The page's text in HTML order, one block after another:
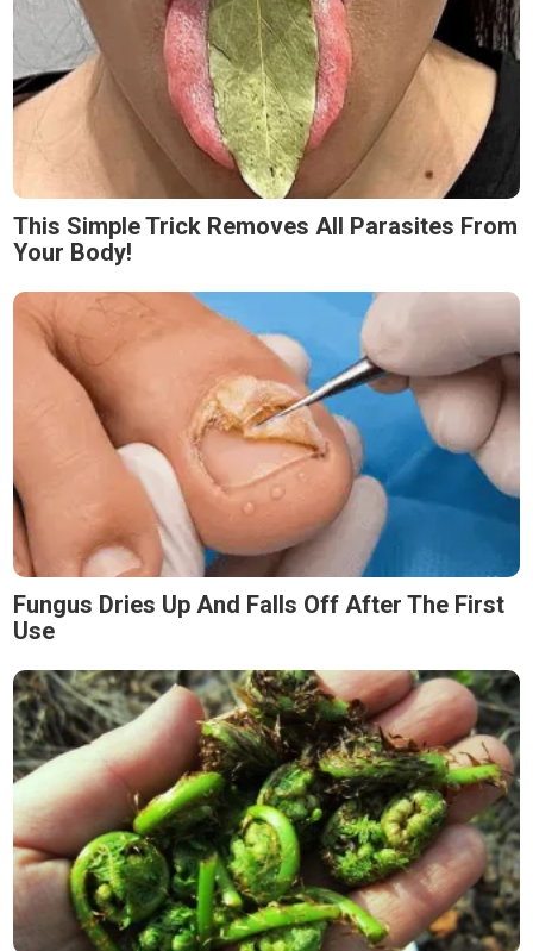
This Simple Trick Removes All Parasites From
Your Body!
Fungus Dries Up And Falls Off After The First
Use